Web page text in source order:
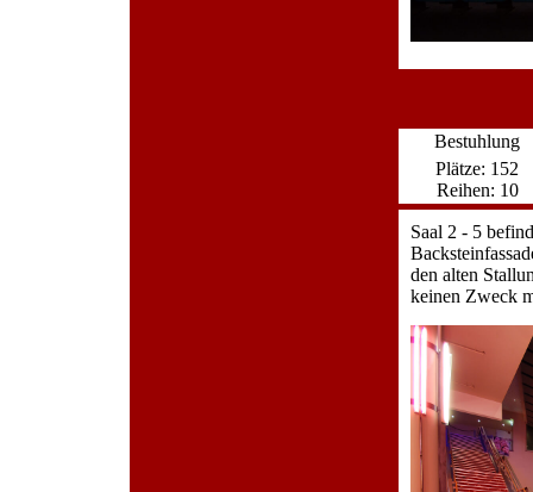
Bestuhlung
Plätze: 152
Reihen: 10
Saal 2 - 5
den alten
keinen Zweck